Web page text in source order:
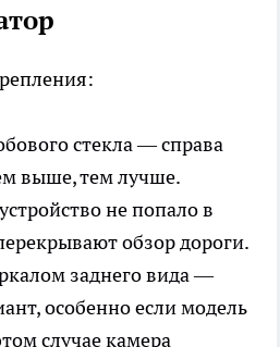
стекла — справа
выше, тем лучше.
не попало в
обзор дороги.
заднего вида —
особенно если модель
случае камера